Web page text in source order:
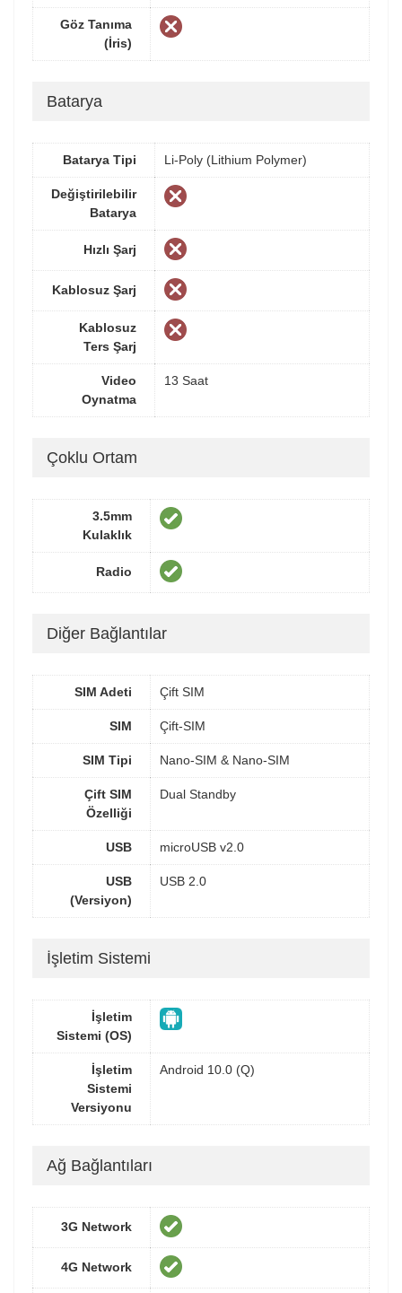
Göz Tanıma
(İris)
Batarya
Batarya Tipi Li-Poly (Lithium Polymer)
Değiştirilebilir
Batarya
Hızlı Şarj
Kablosuz Şarj
Kablosuz
Ters Şarj
Video
Oynatma
13 Saat
Çoklu Ortam
3.5mm
Kulaklık
Radio
Diğer Bağlantılar
SIM Adeti Çift SIM
SIM Çift-SIM
SIM Tipi Nano-SIM & Nano-SIM
Çift SIM
Özelliği
Dual Standby
USB microUSB v2.0
USB
(Versiyon)
USB 2.0
İşletim Sistemi
İşletim
Sistemi (OS)
İşletim
Sistemi
Versiyonu
Android 10.0 (Q)
Ağ Bağlantıları
3G Network
4G Network